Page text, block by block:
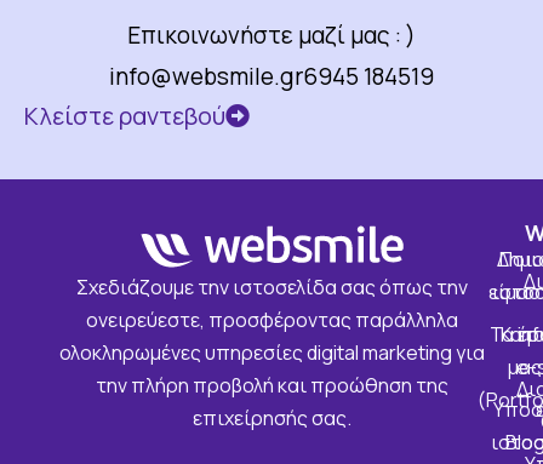
Επικοινωνήστε μαζί μας : )
info@websmile.gr6945 184519
Κλείστε ραντεβού
Σχεδιάζουμε την ιστοσελίδα σας όπως την
ονειρεύεστε, προσφέροντας παράλληλα
ολοκληρωμένες υπηρεσίες digital marketing για
την πλήρη προβολή και προώθηση της
επιχείρησής σας.
Τα
μας
e-